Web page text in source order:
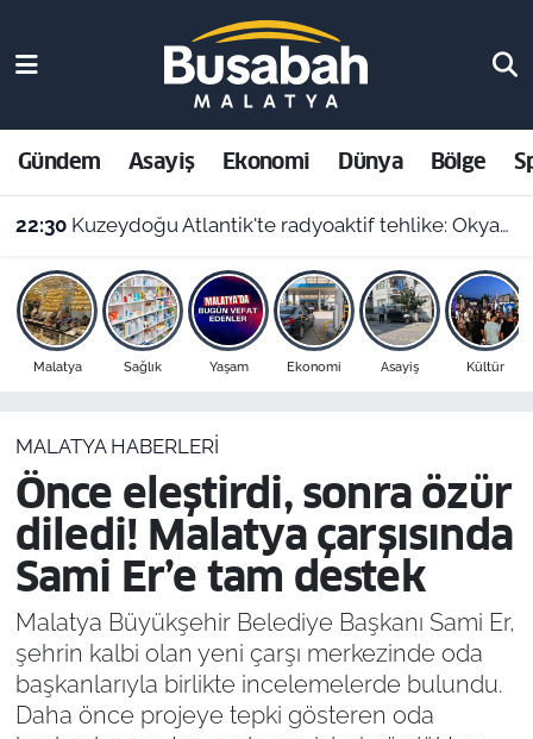
Gündem Asayiş Ekonomi Dünya Bölge
22:30 Kuzeydoğu Atlantik'te radyoaktif tehlike: Okyanus dibindeki 200 bin atık varili parçalanıyor
Malatya Sağlık Yaşam Ekonomi Asayiş Kültür
MALATYA HABERLERI
Önce eleştirdi, sonra özür
diledi! Malatya çarşısında
Sami Er’e tam destek
Malatya Büyükşehir Belediye Başkanı Sami Er,
şehrin kalbi olan yeni çarşı merkezinde oda
başkanlarıyla birlikte incelemelerde bulundu.
Daha önce projeye tepki gösteren oda
Asayiş
Ekonomi
Dünya
Bölge
Resmi İlanlar
Malatya Nöbetçi Eczaneler
Malatya Hava Durumu
Malatya Namaz Vakitleri
Malatya Trafik Yoğunluk Haritası
Süper Lig Puan Durumu ve Fikstür
Son Dakika Haberleri
Haber Arşivi